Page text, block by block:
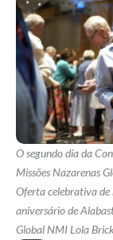
O segundo dia da
Missões Nazarenas
Oferta celebrativa
aniversário de
Global NMI Lola